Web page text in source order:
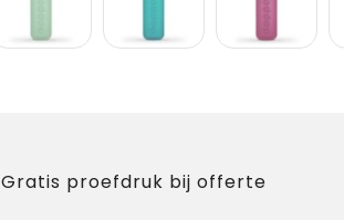
Gratis proefdruk bij offerte